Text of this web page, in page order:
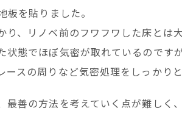
を貼りました。
、リノベ前のフワフワした床とは大
状態でほぼ気密が取れているのです
スの周りなど気密処理をしっかり
最善の方法を考えていく点が難しく